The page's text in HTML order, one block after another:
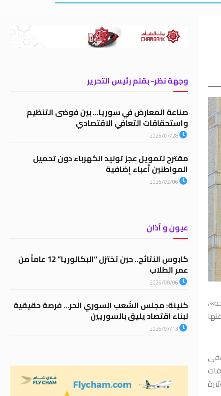
ثمرة القانون رقم 2 لعام 2023 الذي أعفى
وجهة نظر- بقلم رئيس التحرير
صناعة المعارض في سوريا… بين فوضى التنظيم
واستحقاقات التعافي الاقتصادي
2026/07/28
مقترح لتمويل عجز توليد الكهرباء دون تحميل
المواطنين أعباء إضافية
2026/02/06
عيون و آذان
كابوس النتائج.. حين تختزل “البكالوريا” 12 عاماً من
عمر الطلاب
2026/08/06
كنينة: مجلس الشعب السوري الحر… فرصة حقيقية
لبناء اقتصاد يليق بالسوريين
2026/07/13